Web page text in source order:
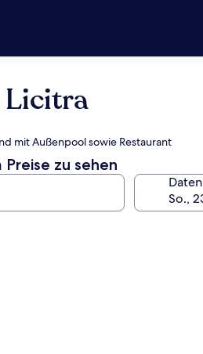
Licitra
mit Außenpool sowie Restaurant
zu sehen
Daten